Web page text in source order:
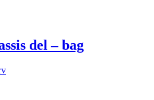
del – bag